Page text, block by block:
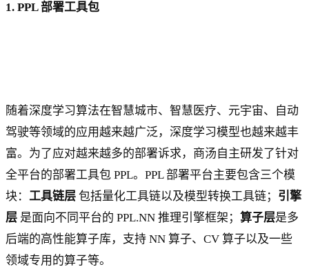
1. PPL 部署工具包
随着深度学习算法在智慧城市、智慧医疗、元宇宙、自动
驾驶等领域的应用越来越广泛，深度学习模型也越来越丰
富。为了应对越来越多的部署诉求，商汤自主研发了针对
全平台的部署工具包 PPL。PPL 部署平台主要包含三个模
块： 工具链层 包括量化工具链以及模型转换工具链； 引擎
层 是面向不同平台的 PPL.NN 推理引擎框架； 算子层是多
后端的高性能算子库，支持 NN 算子、CV 算子以及一些
领域专用的算子等。